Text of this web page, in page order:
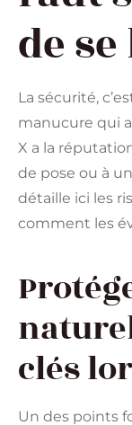
de
La sécurité,
manucure qui
X a la
de pose ou à
détaille ici les
comment les
clés
Un des points